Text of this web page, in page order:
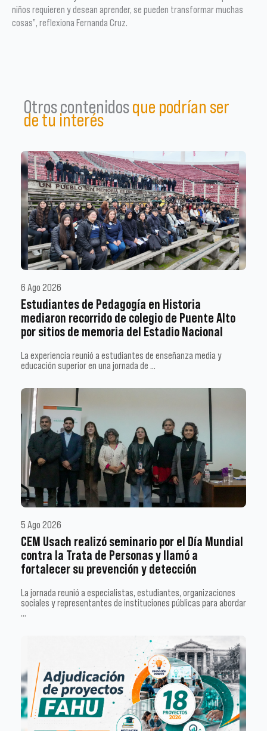
niños requieren y desean aprender, se pueden transformar muchas
cosas”, reflexiona Fernanda Cruz.
Otros contenidosque podrían ser
de tu interés
6 Ago 2026
Estudiantes de Pedagogía en Historia
mediaron recorrido de colegio de Puente Alto
por sitios de memoria del Estadio Nacional
La experiencia reunió a estudiantes de enseñanza media y
educación superior en una jornada de …
5 Ago 2026
CEM Usach realizó seminario por el Día Mundial
contra la Trata de Personas y llamó a
fortalecer su prevención y detección
La jornada reunió a especialistas, estudiantes, organizaciones
sociales y representantes de instituciones públicas para abordar
…